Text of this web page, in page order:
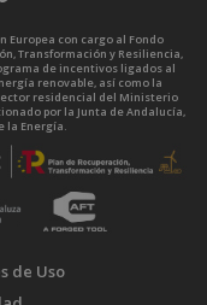
Europea con cargo al Fondo
Transformación y Resiliencia,
de incentivos ligados al
renovable, así como la
residencial del Ministerio
por la Junta de Andalucía,
la Energía.
de Uso